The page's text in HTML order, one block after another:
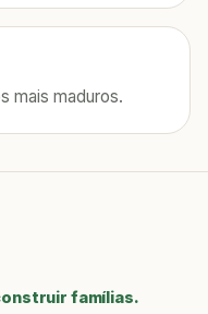
mais maduros.
famílias.